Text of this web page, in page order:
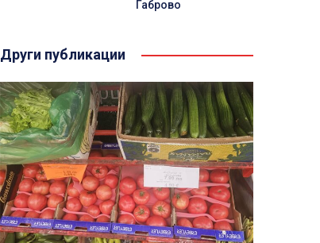
Габрово
Други публикации